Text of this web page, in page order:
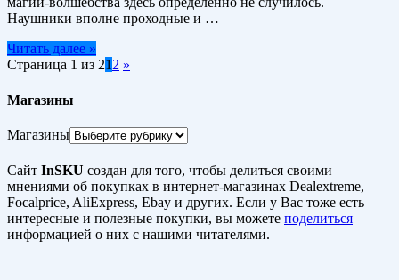
Наушники вполне проходные и …
Читать далее »
Страница 1 из 21 2 »
Магазины
Магазины
Сайт InSKU создан для того, чтобы делиться своими
мнениями об покупках в интернет-магазинах Dealextreme,
Focalprice, AliExpress, Ebay и других. Если у Вас тоже есть
интересные и полезные покупки, вы можете поделиться
информацией о них с нашими читателями.